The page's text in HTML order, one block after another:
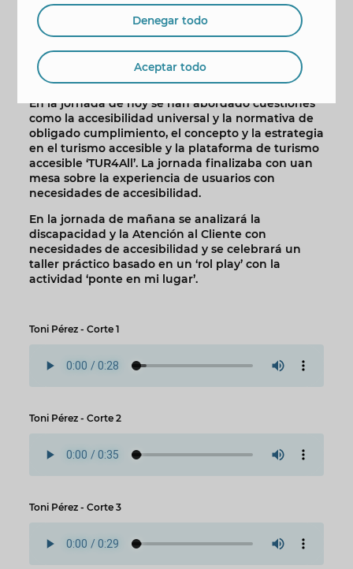
El curso, que es impartido por profesionales de
Predif con experiencia en la materia de más de
diez años en el ámbito de la accesibilidad y el
turismo accesible, consta de nueve horas de
formación divididas en dos jornadas.
En la jornada de hoy se han abordado cuestiones
como la accesibilidad universal y la normativa de
obligado cumplimiento, el concepto y la estrategia
en el turismo accesible y la plataforma de turismo
accesible ‘TUR4All’. La jornada finalizaba con uan
mesa sobre la experiencia de usuarios con
necesidades de accesibilidad.
En la jornada de mañana se analizará la
discapacidad y la Atención al Cliente con
necesidades de accesibilidad y se celebrará un
taller práctico basado en un ‘rol play’ con la
actividad ‘ponte en mi lugar’.
Toni Pérez - Corte 1
Toni Pérez - Corte 2
Toni Pérez - Corte 3
Denegar todo
Aceptar todo